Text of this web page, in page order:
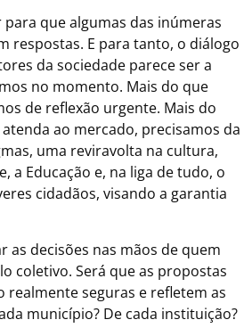
que algumas das inúmeras
respostas. E para tanto, o diálogo
da sociedade parece ser a
no momento. Mais do que
de reflexão urgente. Mais do
ao mercado, precisamos da
uma reviravolta na cultura,
a Educação e, na liga de tudo, o
cidadãos, visando a garantia
as decisões nas mãos de quem
coletivo. Será que as propostas
realmente seguras e refletem as
município? De cada instituição?